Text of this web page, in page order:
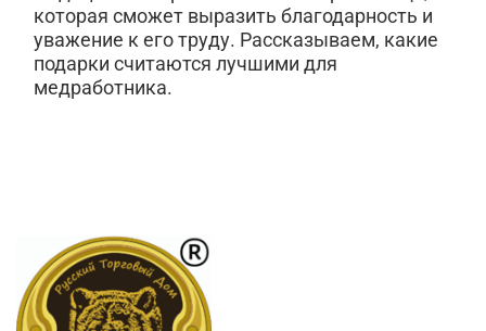
которая сможет выразить благодарность и
уважение к его труду. Рассказываем, какие
подарки считаются лучшими для
медработника.